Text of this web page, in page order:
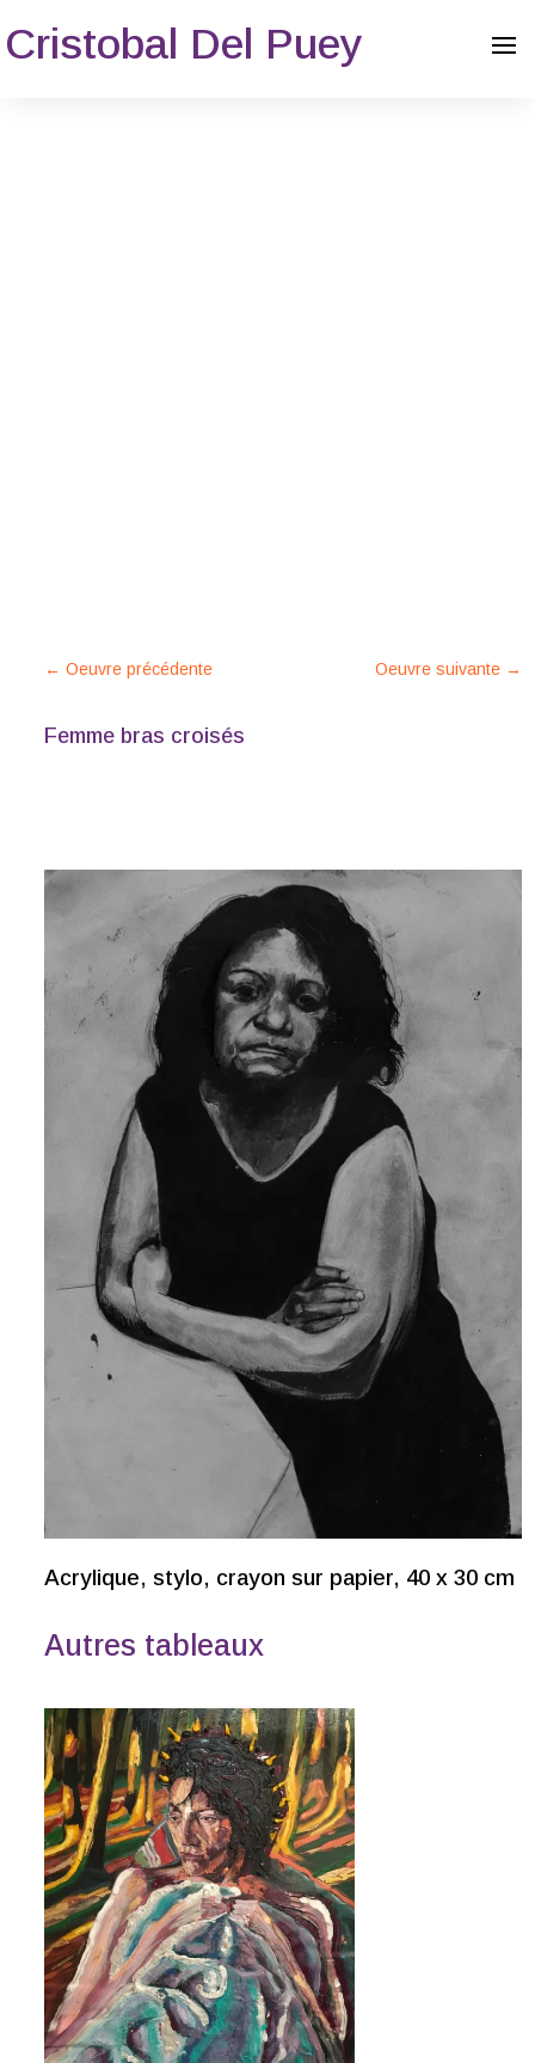
Cristobal Del Puey
←Oeuvre précédente Oeuvre suivante →
Femme bras croisés
Acrylique, stylo, crayon sur papier, 40 x 30 cm
Autres tableaux